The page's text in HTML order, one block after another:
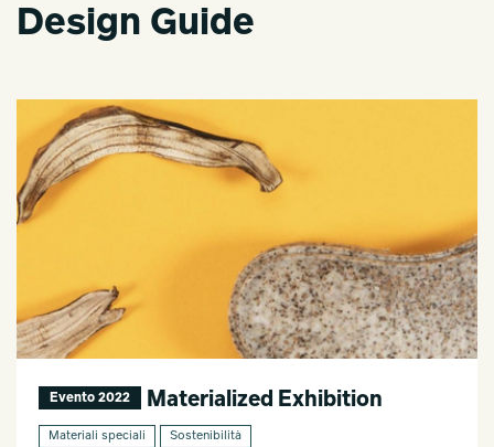
Design Guide
Evento 2022 Materialized Exhibition
Materiali speciali Sostenibilità